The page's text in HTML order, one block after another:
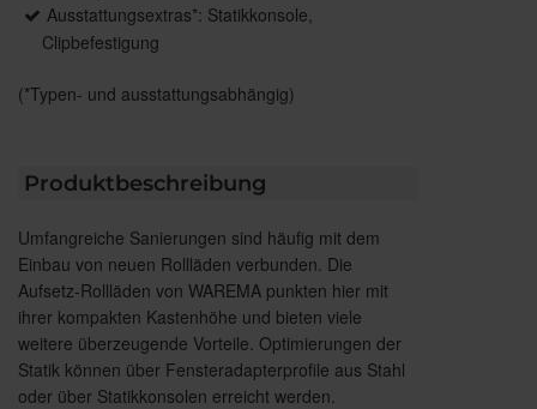
Ausstattungsextras*: Statikkonsole,
Clipbefestigung
(*Typen- und ausstattungsabhängig)
Produktbeschreibung
Umfangreiche Sanierungen sind häufig mit dem
Einbau von neuen Rollläden verbunden. Die
Aufsetz-Rollläden von WAREMA punkten hier mit
ihrer kompakten Kastenhöhe und bieten viele
weitere überzeugende Vorteile. Optimierungen der
Statik können über Fensteradapterprofile aus Stahl
oder über Statikkonsolen erreicht werden.